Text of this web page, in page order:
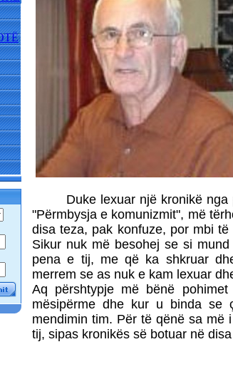
Duke lexuar një kronikë
"Përmbysja e komunizmit", më
disa teza, pak konfuze, por mbi
Sikur nuk më besohej se si
pena e tij, me që ka shkruar
merrem se as nuk e kam lexuar
Aq përshtypje më bënë
mësipërme dhe kur u binda se
mendimin tim. Për të qënë sa më
tij, sipas kronikës së botuar në